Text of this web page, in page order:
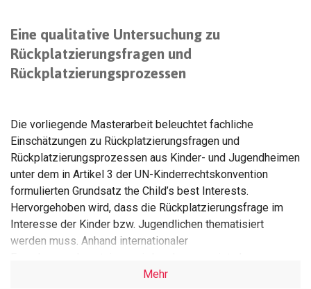
Eine qualitative Untersuchung zu
Rückplatzierungsfragen und
Rückplatzierungsprozessen
Die vorliegende Masterarbeit beleuchtet fachliche
Einschätzungen zu Rückplatzierungsfragen und
Rückplatzierungsprozessen aus Kinder- und Jugendheimen
unter dem in Artikel 3 der UN-Kinderrechtskonvention
formulierten Grundsatz the Child’s best Interests.
Hervorgehoben wird, dass die Rückplatzierungsfrage im
Interesse der Kinder bzw. Jugendlichen thematisiert
werden muss. Anhand internationaler
Rückplatzierungen in the Child’s best Interests fachlicher
Mehr